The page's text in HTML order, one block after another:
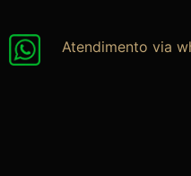
para
Atendimento via